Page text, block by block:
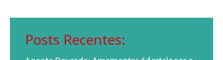
Posts Recentes: